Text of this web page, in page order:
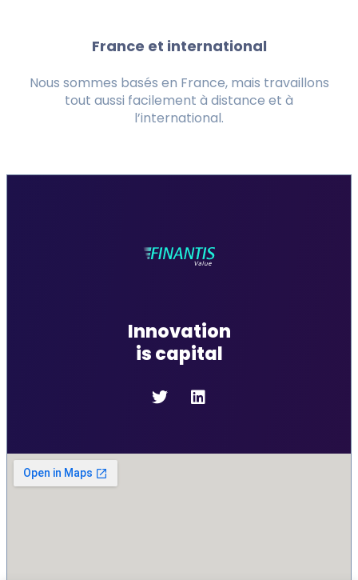
France et international
Nous sommes basés en France, mais travaillons
tout aussi facilement à distance et à
l’international.
Innovation
is capital